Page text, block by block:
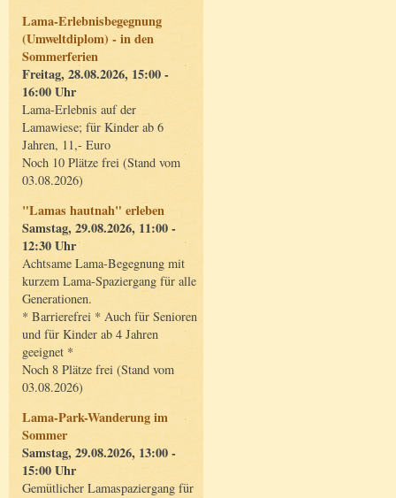
Lama-Erlebnisbegegnung
(Umweltdiplom) - in den
Sommerferien
Freitag, 28.08.2026, 15:00 -
16:00 Uhr
Lama-Erlebnis auf der
Lamawiese; für Kinder ab 6
Jahren, 11,- Euro
Noch 10 Plätze frei (Stand vom
03.08.2026)
"Lamas hautnah" erleben
Samstag, 29.08.2026, 11:00 -
12:30 Uhr
Achtsame Lama-Begegnung mit
kurzem Lama-Spaziergang für alle
Generationen.
* Barrierefrei * Auch für Senioren
und für Kinder ab 4 Jahren
geeignet *
Noch 8 Plätze frei (Stand vom
03.08.2026)
Lama-Park-Wanderung im
Sommer
Samstag, 29.08.2026, 13:00 -
15:00 Uhr
Gemütlicher Lamaspaziergang für